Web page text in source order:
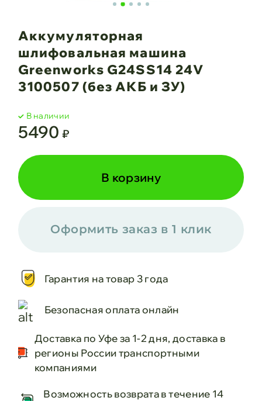
Аккумуляторная
шлифовальная машина
Greenworks G24SS14 24V
3100507 (без АКБ и ЗУ)
В наличии
5490 ₽
В корзину
Оформить заказ в 1 клик
Гарантия на товар 3 года
Безопасная оплата онлайн
Доставка по Уфе за 1-2 дня, доставка в
регионы России транспортными
компаниями
Возможность возврата в течение 14